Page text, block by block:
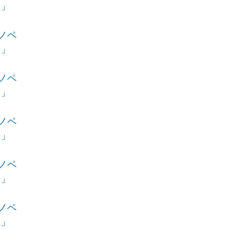
ベ
ベ
ベ
ベ
ベ